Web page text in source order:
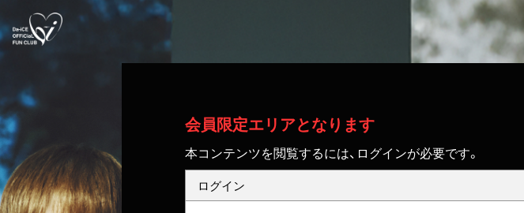
会員限定エリアとなります
本コンテンツを閲覧するには、ログインが必要です。
ログイン